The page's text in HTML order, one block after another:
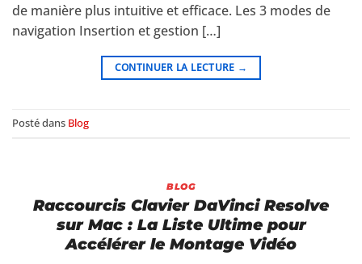
de manière plus intuitive et efficace. Les 3 modes de
navigation Insertion et gestion […]
CONTINUER LA LECTURE →
Posté dans Blog
BLOG
Raccourcis Clavier DaVinci Resolve
sur Mac : La Liste Ultime pour
Accélérer le Montage Vidéo